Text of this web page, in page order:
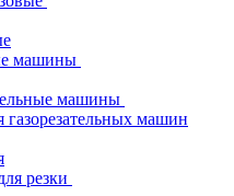
машины
машины
газорезательных машин
резки